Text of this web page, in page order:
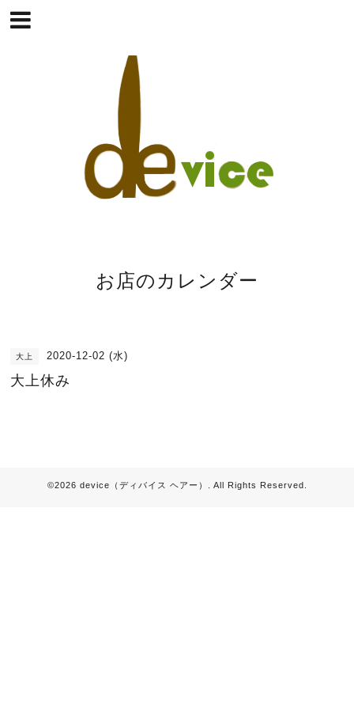
お店のカレンダー
大上 2020-12-02 (水)
大上休み
©2026 device（ディバイス ヘアー） . All Rights Reserved.